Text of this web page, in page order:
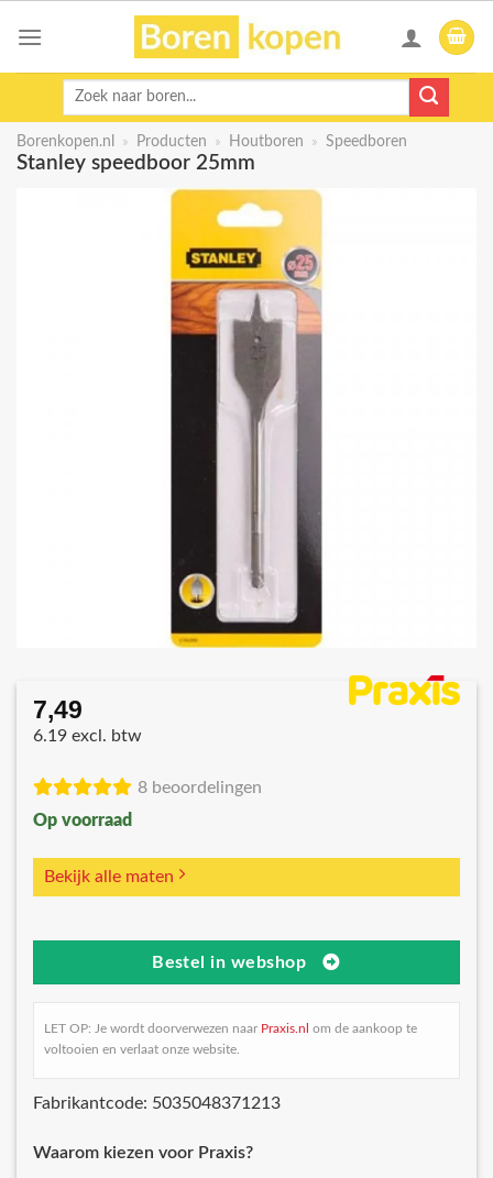
Zoeken
Borenkopen.nl » Producten » Houtboren » Speedboren
Stanley speedboor 25mm
7,49
6.19 excl. btw
8 beoordelingen
Op voorraad
Bekijk alle maten
Bestel in webshop
LET OP: Je wordt doorverwezen naar Praxis.nl om de aankoop te
voltooien en verlaat onze website.
Fabrikantcode: 5035048371213
Waarom kiezen voor Praxis?